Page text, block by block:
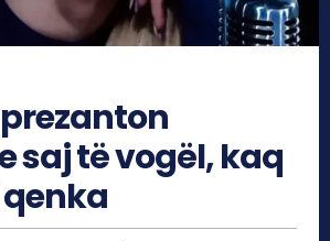
saj të vogël, kaq